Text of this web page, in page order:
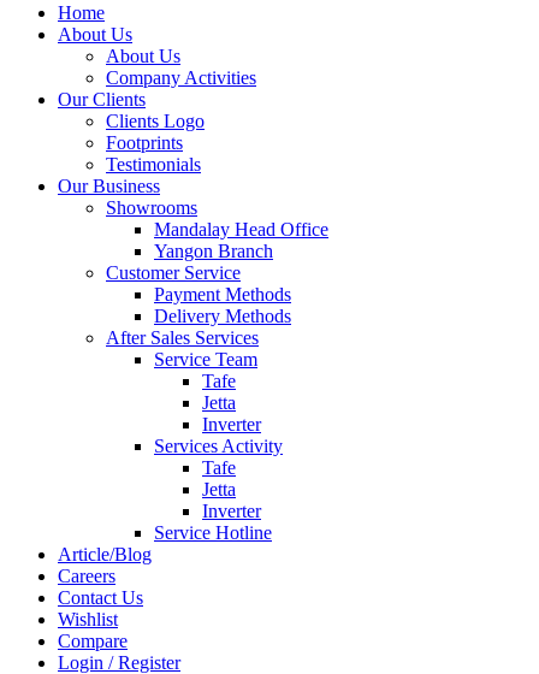
Home
About Us
About Us
Company Activities
Our Clients
Clients Logo
Footprints
Testimonials
Our Business
Showrooms
Mandalay Head Office
Yangon Branch
Customer Service
Payment Methods
Delivery Methods
After Sales Services
Service Team
Tafe
Jetta
Inverter
Services Activity
Tafe
Jetta
Inverter
Service Hotline
Article/Blog
Careers
Contact Us
Wishlist
Compare
Login / Register